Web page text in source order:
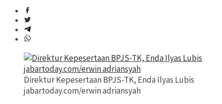
Direktur Kepesertaan BPJS-TK, Enda Ilyas Lubis
jabartoday.com/erwin adriansyah